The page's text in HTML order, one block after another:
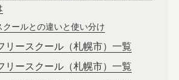
クールとの違いと使い分け
リースクール（札幌市）一覧
リースクール（札幌市）一覧